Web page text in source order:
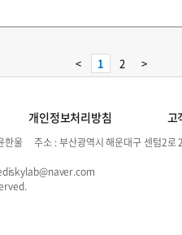
< 1 2 >
개인정보처리방침 고
울 주소 : 부산광역시 해운대구 센텀2로